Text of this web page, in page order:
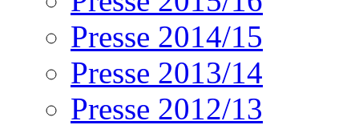
Presse 2014/15
Presse 2013/14
Presse 2012/13